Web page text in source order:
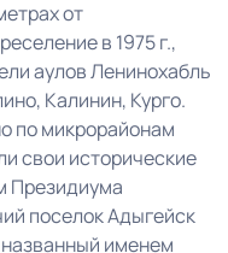
от
в 1975 г.,
аулов Ленинохабль
Калинин, Курго.
по микрорайонам
свои исторические
Президиума
поселок Адыгейск
именем